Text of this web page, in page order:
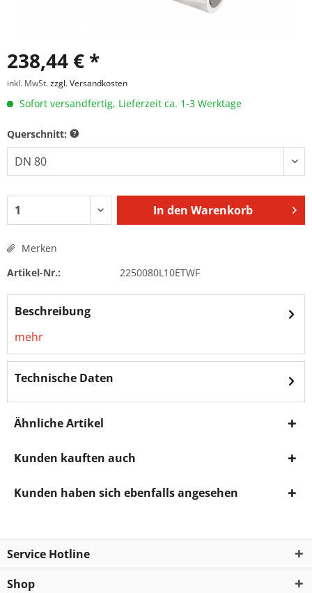
238,44 € *
inkl. MwSt.zzgl. Versandkosten
Sofort versandfertig, Lieferzeit ca. 1-3 Werktage
Querschnitt:
In den Warenkorb
Merken
Artikel-Nr.:
2250080L10ETWF
Beschreibung
mehr
Technische Daten
Ähnliche Artikel
Kunden kauften auch
Kunden haben sich ebenfalls angesehen
Service Hotline
Shop